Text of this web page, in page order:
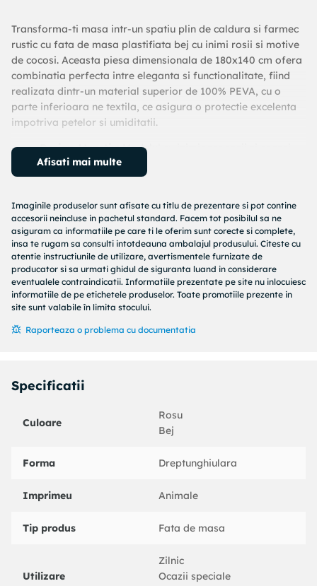
Transforma-ti masa intr-un spatiu plin de caldura si farmec
rustic cu fata de masa plastifiata bej cu inimi rosii si motive
de cocosi. Aceasta piesa dimensionala de 180x140 cm ofera
combinatia perfecta intre eleganta si functionalitate, fiind
realizata dintr-un material superior de 100% PEVA, cu o
parte inferioara ne textila, ce asigura o protectie excelenta
impotriva petelor si umiditatii.
Design Atractiv:Modelul cu inimioare rosii si cocosi
adauga un plus de viata oricarei bucatarii, perfect
pentru reuniuni de familie sau cine romantice.
material durabil si usor de curatat, care ofera un
aspect proaspat si estetic deosebit mesei tale.
Usor de Intretinut:Suprafata plastifiata permite o
curatare rapida si usoara, fiind ideala pentru utilizarea
zilnica.
Dimensiuni Potrivite:Cu dimensiunile de 180x140 cm,
aceasta fata de masa este potrivita pentru
generoasa si un decor uniform.
este accesoriul ideal pentru a aduce o nota de personalitate
special!
Afisati mai multe
Imaginile produselor sunt afisate cu titlu de prezentare si pot contine
accesorii neincluse in pachetul standard. Facem tot posibilul sa ne
asiguram ca informatiile pe care ti le oferim sunt corecte si complete,
insa te rugam sa consulti intotdeauna ambalajul produsului. Citeste cu
atentie instructiunile de utilizare, avertismentele furnizate de
producator si sa urmati ghidul de siguranta luand in considerare
eventualele contraindicatii. Informatiile prezentate pe site nu inlocuiesc
informatiile de pe etichetele produselor. Toate promotiile prezente in
site sunt valabile în limita stocului.
Raporteaza o problema cu documentatia
Specificatii
Culoare
Rosu
Bej
Forma Dreptunghiulara
Imprimeu Animale
Tip produs Fata de masa
Utilizare
Zilnic
Ocazii speciale